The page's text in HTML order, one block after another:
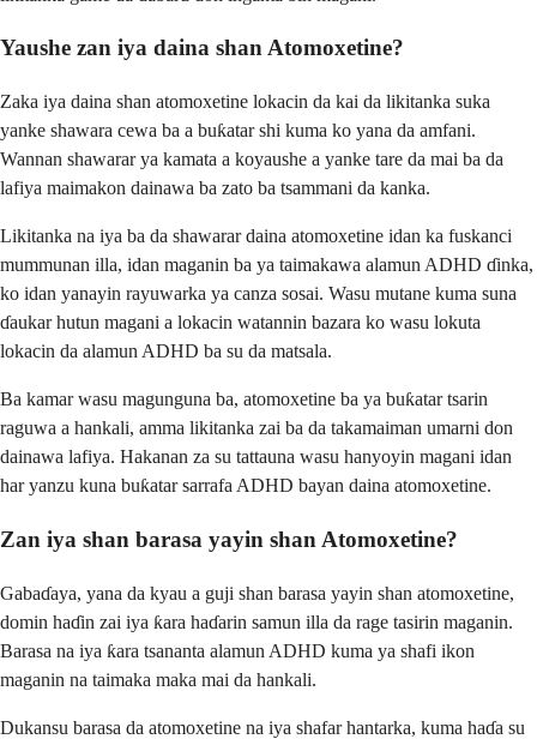
Yaushe zan iya daina shan Atomoxetine?
Zaka iya daina shan atomoxetine lokacin da kai da likitanka suka
yanke shawara cewa ba a buƙatar shi kuma ko yana da amfani.
Wannan shawarar ya kamata a koyaushe a yanke tare da mai ba da
lafiya maimakon dainawa ba zato ba tsammani da kanka.
Likitanka na iya ba da shawarar daina atomoxetine idan ka fuskanci
mummunan illa, idan maganin ba ya taimakawa alamun ADHD ɗinka,
ko idan yanayin rayuwarka ya canza sosai. Wasu mutane kuma suna
ɗaukar hutun magani a lokacin watannin bazara ko wasu lokuta
lokacin da alamun ADHD ba su da matsala.
Ba kamar wasu magunguna ba, atomoxetine ba ya buƙatar tsarin
raguwa a hankali, amma likitanka zai ba da takamaiman umarni don
dainawa lafiya. Hakanan za su tattauna wasu hanyoyin magani idan
har yanzu kuna buƙatar sarrafa ADHD bayan daina atomoxetine.
Zan iya shan barasa yayin shan Atomoxetine?
Gabaɗaya, yana da kyau a guji shan barasa yayin shan atomoxetine,
domin haɗin zai iya ƙara haɗarin samun illa da rage tasirin maganin.
Barasa na iya ƙara tsananta alamun ADHD kuma ya shafi ikon
maganin na taimaka maka mai da hankali.
Dukansu barasa da atomoxetine na iya shafar hantarka, kuma haɗa su